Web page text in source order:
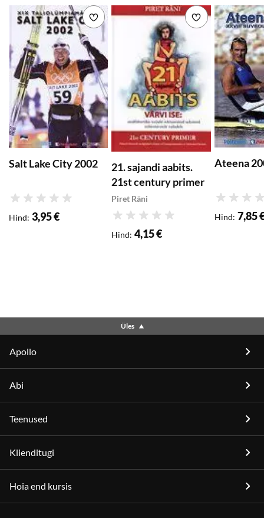
kadunud J. T. Nealiga,
mehega, kes oli
Armstrongi üks
olulisemaid isakujusid,
sõber ja mentor.
Juliet Macur kirjutab
tervikuks kõik need
erinevad hääled ja
seigad, tuues
lugejateni unustamatu
loo ühe erakordse
mehe kuulsusest ja
rikkusest, tõusust ja
"
Salt Lake City 2002
Hinnang
Hind: 3,95 €
Lisa soovikorvi
21. sajandi aabits.
21st century primer
Piret Räni
Hinnang
Hind: 4,15 €
Lisa soovikorvi
Ateena
Hinnang
Hind: 7,85
Üles
Apollo
Abi
Teenused
Klienditugi
Hoia end kursis